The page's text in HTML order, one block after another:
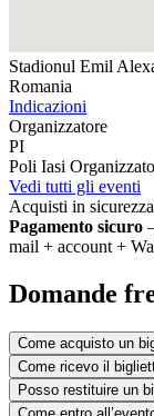
Stadionul Emil
Romania
Indicazioni
Organizzatore
PI
Poli Iasi
Vedi tutti gli eventi
Acquisti in sicurezza
Pagamento sicuro
mail + account +
Domande
Come acquisto un
Come ricevo il
Posso restituire un